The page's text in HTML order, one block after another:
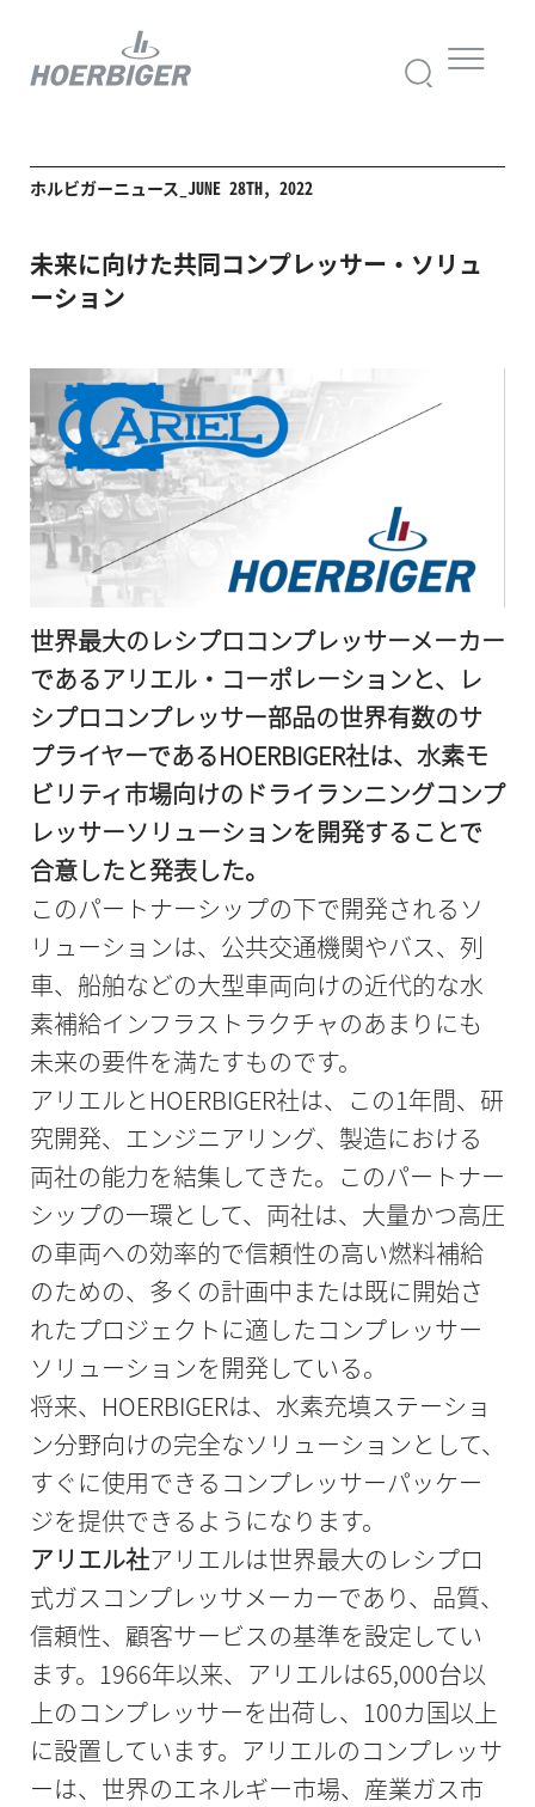
ホルビガーニュース_JUNE 28TH, 2022
未来に向けた共同コンプレッサー・ソリュ
ーション
世界最大のレシプロコンプレッサーメーカー
であるアリエル・コーポレーションと、レ
シプロコンプレッサー部品の世界有数のサ
プライヤーであるHOERBIGER社は、水素モ
ビリティ市場向けのドライランニングコンプ
レッサーソリューションを開発することで
合意したと発表した。
このパートナーシップの下で開発されるソ
リューションは、公共交通機関やバス、列
車、船舶などの大型車両向けの近代的な水
素補給インフラストラクチャのあまりにも
未来の要件を満たすものです。
アリエルとHOERBIGER社は、この1年間、研
究開発、エンジニアリング、製造における
両社の能力を結集してきた。このパートナー
シップの一環として、両社は、大量かつ高圧
の車両への効率的で信頼性の高い燃料補給
のための、多くの計画中または既に開始さ
れたプロジェクトに適したコンプレッサー
ソリューションを開発している。
将来、HOERBIGERは、水素充填ステーショ
ン分野向けの完全なソリューションとして、
すぐに使用できるコンプレッサーパッケー
ジを提供できるようになります。
アリエル社アリエルは世界最大のレシプロ
式ガスコンプレッサメーカーであり、品質、
信頼性、顧客サービスの基準を設定してい
ます。1966年以来、アリエルは65,000台以
上のコンプレッサーを出荷し、100カ国以上
に設置しています。アリエルのコンプレッサ
ーは、世界のエネルギー市場、産業ガス市